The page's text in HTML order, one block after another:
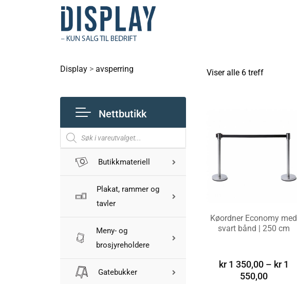
Display > avsperring
Nettbutikk
Butikkmateriell
Plakat, rammer og
tavler
Meny- og
brosjyreholdere
Gatebukker
Viser alle 6 treff
Køordner Economy med
svart bånd | 250 cm
kr1 350,00 – kr1
550,00